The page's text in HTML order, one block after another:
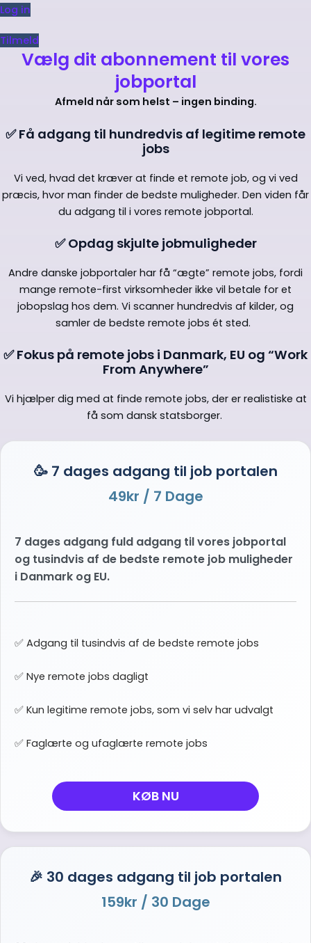
Log in
Tilmeld
Vælg dit abonnement til vores
jobportal
Afmeld når som helst – ingen binding.
✅ Få adgang til hundredvis af legitime remote
jobs
Vi ved, hvad det kræver at finde et remote job, og vi ved
præcis, hvor man finder de bedste muligheder. Den viden får
du adgang til i vores remote jobportal.
✅ Opdag skjulte jobmuligheder
Andre danske jobportaler har få “ægte” remote jobs, fordi
mange remote-first virksomheder ikke vil betale for et
jobopslag hos dem. Vi scanner hundredvis af kilder, og
samler de bedste remote jobs ét sted.
✅ Fokus på remote jobs i Danmark, EU og “Work
From Anywhere”
Vi hjælper dig med at finde remote jobs, der er realistiske at
få som dansk statsborger.
🥳 7 dages adgang til job portalen
49kr / 7 Dage
7 dages adgang fuld adgang til vores jobportal
og tusindvis af de bedste remote job muligheder
i Danmark og EU.
✅ Adgang til tusindvis af de bedste remote jobs
✅ Nye remote jobs dagligt
✅ Kun legitime remote jobs, som vi selv har udvalgt
✅ Faglærte og ufaglærte remote jobs
KØB NU
🎉 30 dages adgang til job portalen
159kr / 30 Dage